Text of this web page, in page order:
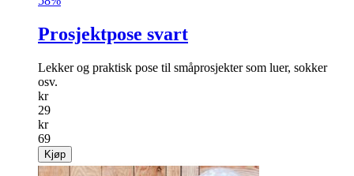
Prosjektpose svart
Lekker og praktisk pose til småprosjekter som luer, sokker
osv.
kr
29
kr
69
Kjøp